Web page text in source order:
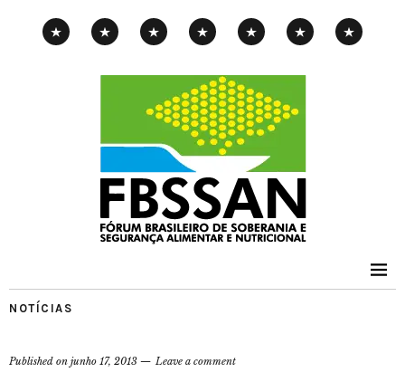
NOTÍCIAS
Published on junho 17, 2013 Leave a comment